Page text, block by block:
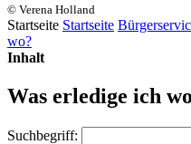
© Verena Holland
Startseite Startseite
wo?
Inhalt
Was erledige ich
Suchbegriff: